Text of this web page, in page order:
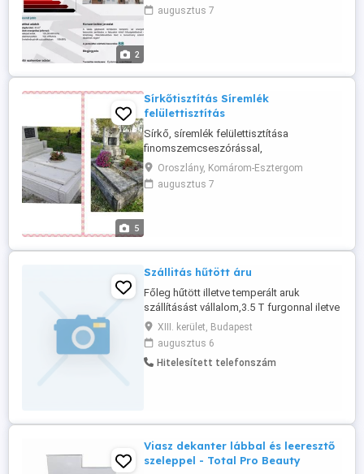
2
Garantálom, hogy a kézhez kapott
energetikai tanúsítvány hiteles, mindenhol
jogosultsággal. ...
augusztus 7
5
Sírkőtisztítás Síremlék
felülettisztítás
Sírkő, síremlék felülettisztítása
finomszemcseszórással,
szódabikarbóna szórással, az ország
egész területén. Szemcseszórás
Szódaszórás Finomszemcse technológia
Oroszlány, Komárom-Esztergom
augusztus 7
Szállitás hűtött áru
Főleg hűtött illetve temperált aruk
szállításást vállalom,3.5 T furgonnal iletve
dobozos 7 palettás gépjárművel,
számlaképesen is ! minden megoldás
érdekel, keressen bizalommal ! Szilágyi
Gyula Éjjel-nappal elérhető vagyok
XIII. kerület, Budapest
augusztus 6
Hitelesített telefonszám
Viasz dekanter lábbal és leeresztő
szeleppel - Total Pro Beauty